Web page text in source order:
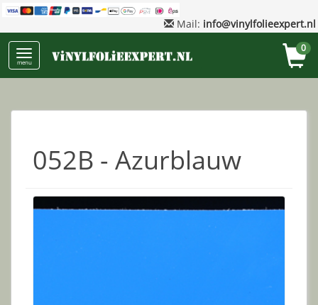
Mail: info@vinylfolieexpert.nl
menu
0
052B - Azurblauw